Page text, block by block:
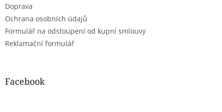
Doprava
Ochrana osobních údajů
Formulář na odstoupení od kupní smlouvy
Reklamační formulář
Facebook